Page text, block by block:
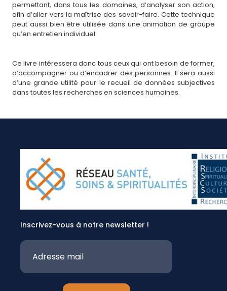
permettant, dans tous les domaines, d’analyser son action,
afin d’aller vers la maîtrise des savoir-faire. Cette technique
peut aussi bien être utilisée dans une animation de groupe
qu’en entretien individuel.
Ce livre intéressera donc tous ceux qui ont besoin de former,
d’accompagner ou d’encadrer des personnes. Il sera aussi
d’une grande utilité pour le recueil de données subjectives
dans toutes les recherches en sciences humaines.
Inscrivez-vous à notre newsletter !